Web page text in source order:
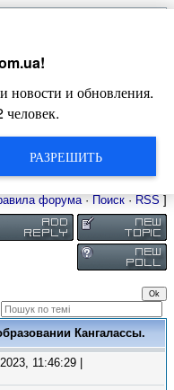
форума· Поиск · RSS ]
Кангалассы.
11:46:29 |
!
и обновления.
человек.
РАЗРЕШИТЬ